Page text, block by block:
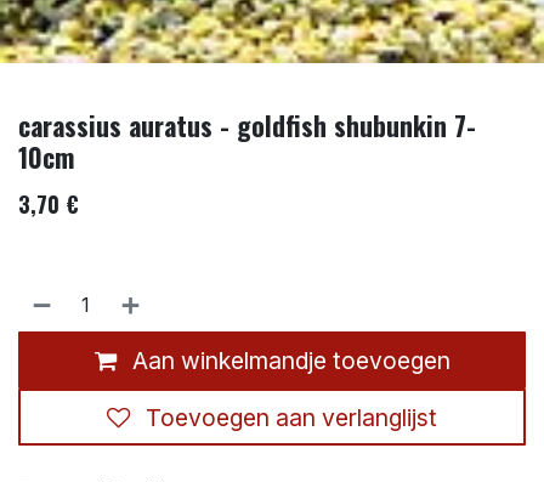
carassius auratus - goldfish shubunkin 7-
10cm
3,70 €
Aan winkelmandje toevoegen
Toevoegen aan verlanglijst